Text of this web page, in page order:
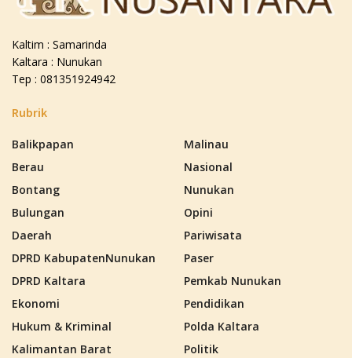
Kaltim : Samarinda
Kaltara : Nunukan
Tep : 081351924942
Rubrik
Balikpapan
Berau
Bontang
Bulungan
Daerah
DPRD KabupatenNunukan
DPRD Kaltara
Ekonomi
Hukum & Kriminal
Kalimantan Barat
Malinau
Nasional
Nunukan
Opini
Pariwisata
Paser
Pemkab Nunukan
Pendidikan
Polda Kaltara
Politik